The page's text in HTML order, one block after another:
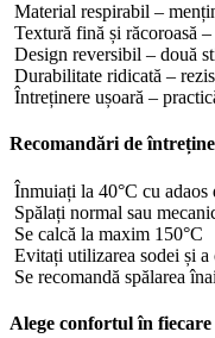
Material respirabil –
Textură fină și răcoroasă
Design reversibil – două
Durabilitate ridicată –
Întreținere ușoară –
Recomandări de
Înmuiați la 40°C cu
Spălați normal sau
Se calcă la maxim 150°C
Evitați utilizarea sodei și
Se recomandă spălarea
Alege confortul în fiecare